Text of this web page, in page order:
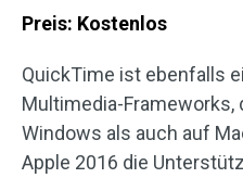
Preis: Kostenlos
QuickTime ist ebenfalls
Multimedia-Frameworks,
Windows als auch auf
Apple 2016 die